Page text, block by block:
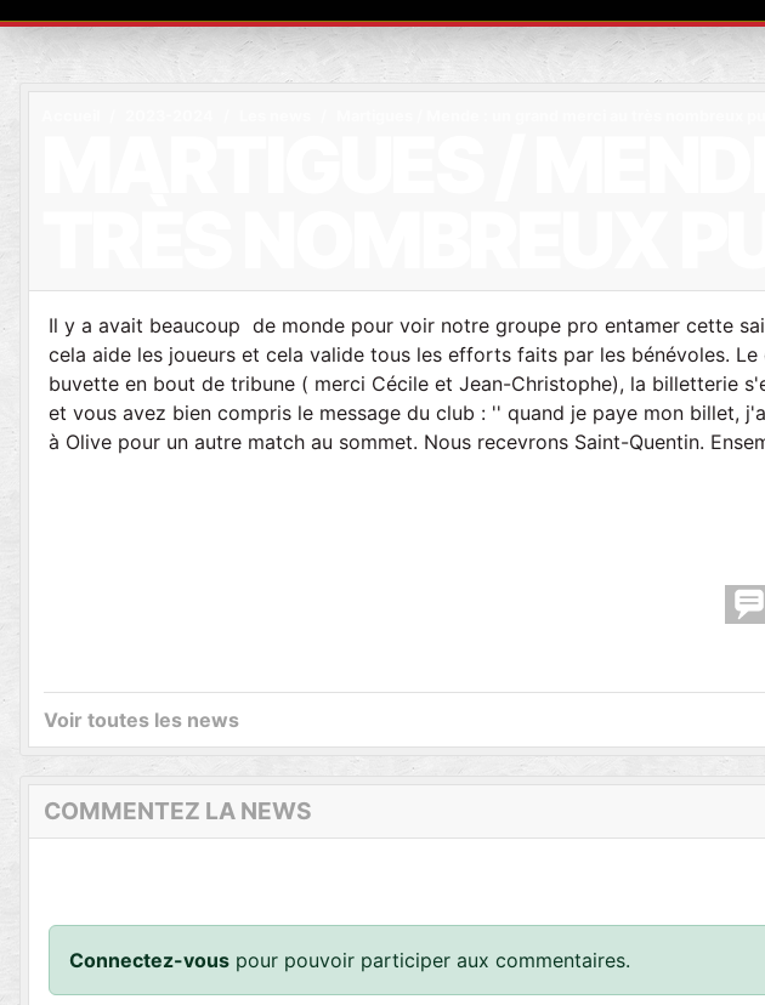
Il y a avait beaucoup de monde pour voir notre groupe pro entamer cette
cela aide les joueurs et cela valide tous les efforts faits par les bénévoles.
buvette en bout de tribune ( merci Cécile et Jean-Christophe), la billetterie
et vous avez bien compris le message du club : '' quand je paye mon billet,
à Olive pour un autre match au sommet. Nous recevrons Saint-Quentin.
Voir toutes les news
COMMENTEZ LA NEWS
Connectez-vous pour pouvoir participer aux commentaires.